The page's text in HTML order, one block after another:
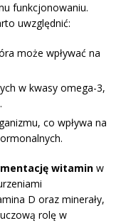
funkcjonowaniu.
uwzględnić:
może wpływać na
w kwasy omega-3,
co wpływa na
witamin w
D oraz minerały,
rolę w